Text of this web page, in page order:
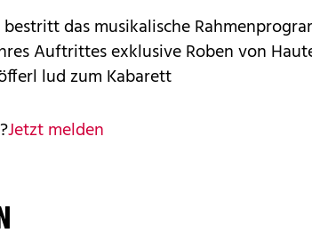
das musikalische
Auftrittes exklusive Roben von
lud zum Kabarett
Jetzt melden